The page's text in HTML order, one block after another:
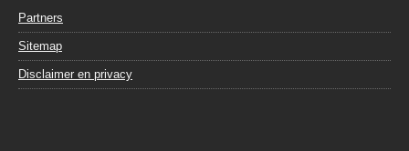
Partners
Sitemap
Disclaimer en privacy